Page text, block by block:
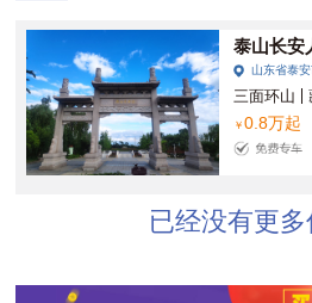
泰山长安
山东省泰
三面环山
￥ 0.8万起
已经没有更多